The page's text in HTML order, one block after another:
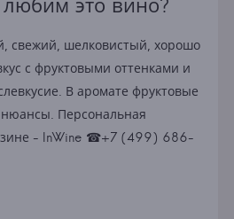
это вино?
свежий, шелковистый, хорошо
с фруктовыми оттенками и
В аромате фруктовые
Персональная
- InWine ☎+7 (499) 686-